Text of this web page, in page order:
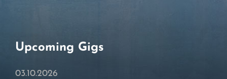
Upcoming Gigs
03.10.2026